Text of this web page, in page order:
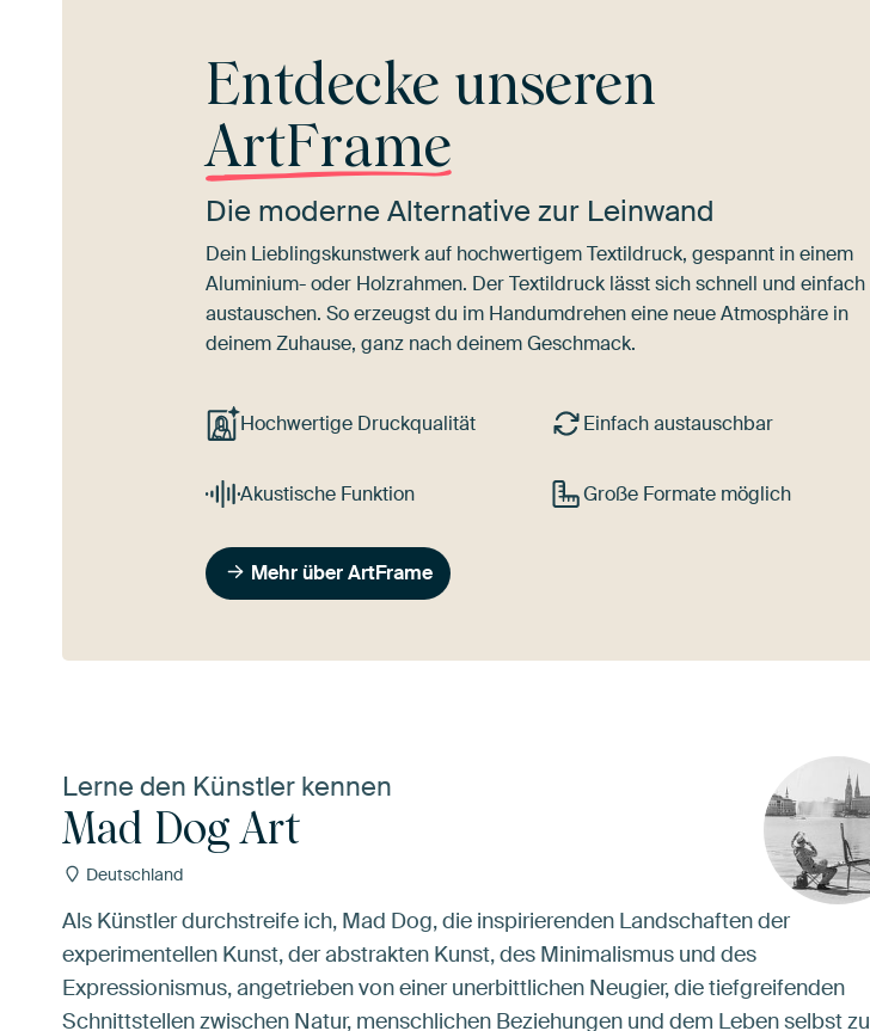
Entdecke unseren
ArtFrame
Die moderne Alternative zur Leinwand
Dein Lieblingskunstwerk auf hochwertigem Textildruck, gespannt in einem
Aluminium- oder Holzrahmen. Der Textildruck lässt sich schnell und einfach
austauschen. So erzeugst du im Handumdrehen eine neue Atmosphäre in
deinem Zuhause, ganz nach deinem Geschmack.
Hochwertige Druckqualität Einfach austauschbar
Akustische Funktion Große Formate möglich
Mehr über ArtFrame
Lerne den Künstler kennen
Mad Dog Art
Deutschland
Als Künstler durchstreife ich, Mad Dog, die inspirierenden Landschaften der
experimentellen Kunst, der abstrakten Kunst, des Minimalismus und des
Expressionismus, angetrieben von einer unerbittlichen Neugier, die tiefgreifenden
Schnittstellen zwischen Natur, menschlichen Beziehungen und dem Leben selbst zu